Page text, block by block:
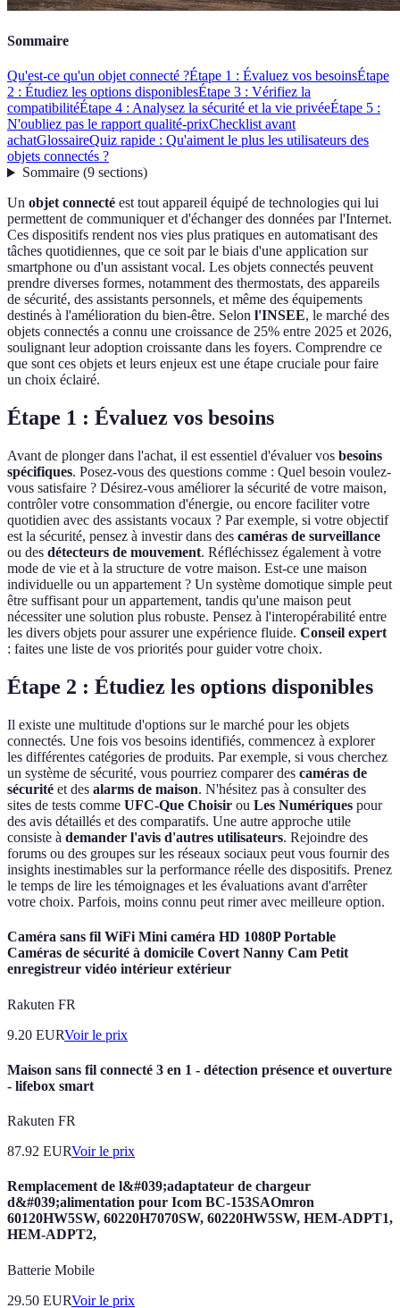
Sommaire
Qu'est-ce qu'un objet connecté ?Étape 1 : Évaluez vos besoinsÉtape
2 : Étudiez les options disponiblesÉtape 3 : Vérifiez la
compatibilitéÉtape 4 : Analysez la sécurité et la vie privéeÉtape 5 :
N'oubliez pas le rapport qualité-prixChecklist avant
achatGlossaireQuiz rapide : Qu'aiment le plus les utilisateurs des
objets connectés ?
Sommaire(9 sections)
Un objet connecté est tout appareil équipé de technologies qui lui
permettent de communiquer et d'échanger des données par l'Internet.
Ces dispositifs rendent nos vies plus pratiques en automatisant des
tâches quotidiennes, que ce soit par le biais d'une application sur
smartphone ou d'un assistant vocal. Les objets connectés peuvent
prendre diverses formes, notamment des thermostats, des appareils
de sécurité, des assistants personnels, et même des équipements
destinés à l'amélioration du bien-être. Selon l'INSEE, le marché des
objets connectés a connu une croissance de 25% entre 2025 et 2026,
soulignant leur adoption croissante dans les foyers. Comprendre ce
que sont ces objets et leurs enjeux est une étape cruciale pour faire
un choix éclairé.
Étape 1 : Évaluez vos besoins
Avant de plonger dans l'achat, il est essentiel d'évaluer vos besoins
spécifiques. Posez-vous des questions comme : Quel besoin voulez-
vous satisfaire ? Désirez-vous améliorer la sécurité de votre maison,
contrôler votre consommation d'énergie, ou encore faciliter votre
quotidien avec des assistants vocaux ? Par exemple, si votre objectif
est la sécurité, pensez à investir dans des caméras de surveillance
ou des détecteurs de mouvement. Réfléchissez également à votre
mode de vie et à la structure de votre maison. Est-ce une maison
individuelle ou un appartement ? Un système domotique simple peut
être suffisant pour un appartement, tandis qu'une maison peut
nécessiter une solution plus robuste. Pensez à l'interopérabilité entre
les divers objets pour assurer une expérience fluide. Conseil expert
: faites une liste de vos priorités pour guider votre choix.
Étape 2 : Étudiez les options disponibles
Il existe une multitude d'options sur le marché pour les objets
connectés. Une fois vos besoins identifiés, commencez à explorer
les différentes catégories de produits. Par exemple, si vous cherchez
un système de sécurité, vous pourriez comparer des caméras de
sécurité et des alarms de maison. N'hésitez pas à consulter des
sites de tests comme UFC-Que Choisir ou Les Numériques pour
des avis détaillés et des comparatifs. Une autre approche utile
consiste à demander l'avis d'autres utilisateurs. Rejoindre des
forums ou des groupes sur les réseaux sociaux peut vous fournir des
insights inestimables sur la performance réelle des dispositifs. Prenez
le temps de lire les témoignages et les évaluations avant d'arrêter
votre choix. Parfois, moins connu peut rimer avec meilleure option.
Caméra sans fil WiFi Mini caméra HD 1080P Portable
Caméras de sécurité à domicile Covert Nanny Cam Petit
enregistreur vidéo intérieur extérieur
Rakuten FR
9.20 EURVoir le prix
Maison sans fil connecté 3 en 1 - détection présence et ouverture
- lifebox smart
Rakuten FR
87.92 EURVoir le prix
Remplacement de l&#039;adaptateur de chargeur
d&#039;alimentation pour Icom BC-153SAOmron
60120HW5SW, 60220H7070SW, 60220HW5SW, HEM-ADPT1,
HEM-ADPT2,
Batterie Mobile
29.50 EURVoir le prix